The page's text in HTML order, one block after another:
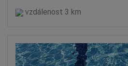
vzdálenost 3 km